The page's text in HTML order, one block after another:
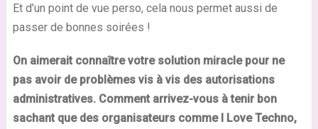
Et d’un point de vue perso, cela nous permet aussi de
passer de bonnes soirées !
On aimerait connaître votre solution miracle pour ne
pas avoir de problèmes vis à vis des autorisations
administratives. Comment arrivez-vous à tenir bon
sachant que des organisateurs comme I Love Techno,